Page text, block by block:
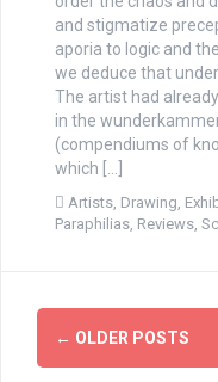
and stigmatize
aporia to logic and
we deduce that
The artist had
in the
(compendiums of
which […]
Artists Drawing
Paraphilias Reviews
P← OLDER POSTS